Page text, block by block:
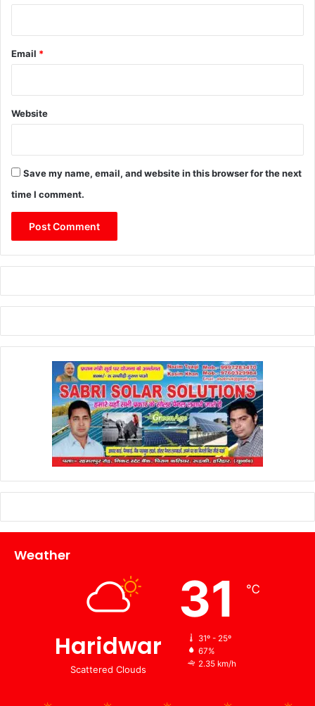
Email *
Website
Save my name, email, and website in this browser for the next
time I comment.
Weather
Haridwar
Scattered Clouds
31 ℃
31º - 25º
67%
2.35 km/h